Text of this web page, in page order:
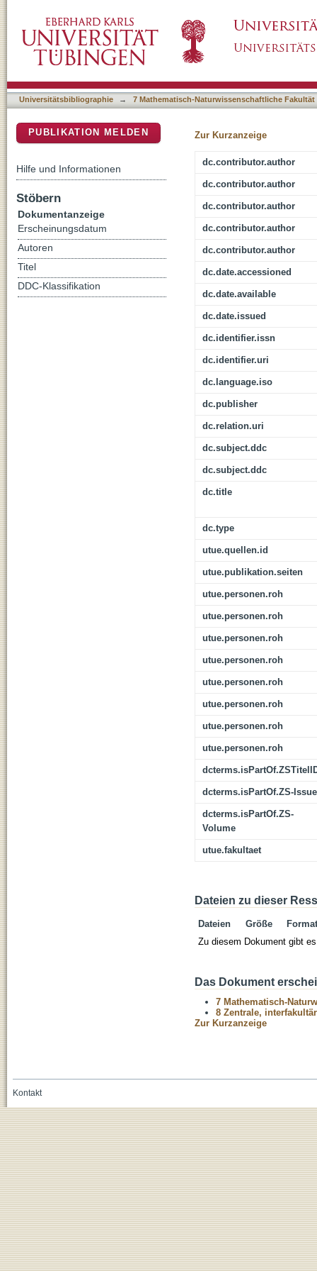
Transcriptome([CC-BY])
Universitätsbibliographie → 7 Mathematisch-Naturwissenschaftliche Fakultät
Zur Kurzanzeige
dc.contributor.author
dc.contributor.author
dc.contributor.author
dc.contributor.author
dc.contributor.author
dc.date.accessioned
dc.date.available
dc.date.issued
dc.identifier.issn
dc.identifier.uri
dc.language.iso
dc.publisher
dc.relation.uri
dc.subject.ddc
dc.subject.ddc
dc.title
dc.type
utue.quellen.id
utue.publikation.seiten
utue.personen.roh
utue.personen.roh
utue.personen.roh
utue.personen.roh
utue.personen.roh
utue.personen.roh
utue.personen.roh
utue.personen.roh
dcterms.isPartOf.ZS-Issue
dcterms.isPartOf.ZS-
Volume
utue.fakultaet
Dateien zu dieser
Dateien Größe
Format
Zu diesem Dokument gibt
Das Dokument
7 Mathematisch-
8 Zentrale,
Zur Kurzanzeige
PUBLIKATION MELDEN
Hilfe und Informationen
Stöbern
Dokumentanzeige
Erscheinungsdatum
Autoren
Titel
DDC-Klassifikation
Kontakt